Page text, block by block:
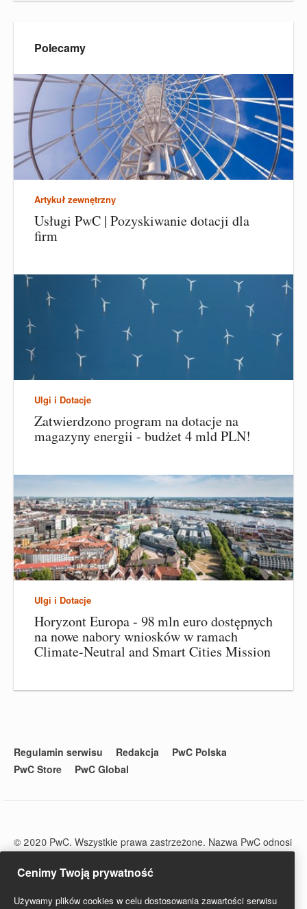
Polecamy
Artykuł zewnętrzny
Usługi PwC | Pozyskiwanie dotacji dla
firm
Ulgi i Dotacje
Zatwierdzono program na dotacje na
magazyny energii - budżet 4 mld PLN!
Ulgi i Dotacje
Horyzont Europa - 98 mln euro dostępnych
na nowe nabory wniosków w ramach
Climate-Neutral and Smart Cities Mission
Regulamin serwisu Redakcja
PwC Polska
PwC Store
PwC Global
© 2020 PwC. Wszystkie prawa zastrzeżone. Nazwa PwC odnosi
się do firm wchodzących w skład sieci PwC, z których każda
stanowi odrębny podmiot prawny. Więcej informacji na stronie
www.pwc.com/structure.
PwC Studio - Prawo i Podatki jest zarejestrowanym tytułem
Cenimy Twoją prywatność
Używamy plików cookies w celu dostosowania zawartości serwisu